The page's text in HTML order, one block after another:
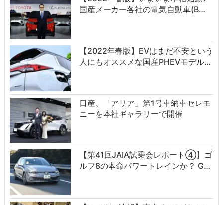
国産メーカー各社の電気自動車(B…
【2022年春版】EVはまだ不安という
人にもオススメな国産PHEVモデル…
日産、「アリア」第1号車納車セレモ
ニーを本社ギャラリーで開催
【第41回JAIA試乗会レポート④】ゴ
ルフ8の本命パワートレインか？ G…